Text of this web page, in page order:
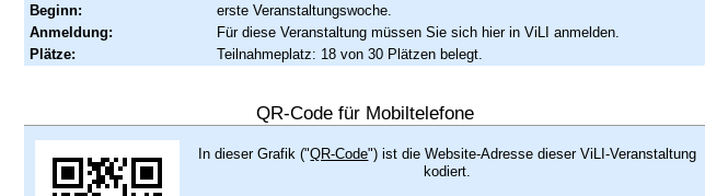
Beginn:
erste Veranstaltungswoche.
Anmeldung:
Für diese Veranstaltung müssen Sie sich hier in ViLI anmelden.
Plätze:
Teilnahmeplatz: 18 von 30 Plätzen belegt.
QR-Code für Mobiltelefone
In dieser Grafik ("QR-Code") ist die Website-Adresse dieser ViLI-Veranstaltung
kodiert.